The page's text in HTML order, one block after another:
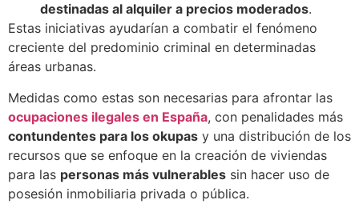
destinadas al alquiler a precios moderados.
Estas iniciativas ayudarían a combatir el fenómeno
creciente del predominio criminal en determinadas
áreas urbanas.
Medidas como estas son necesarias para afrontar las
ocupaciones ilegales en España, con penalidades más
contundentes para los okupas y una distribución de los
recursos que se enfoque en la creación de viviendas
para las personas más vulnerables sin hacer uso de
posesión inmobiliaria privada o pública.